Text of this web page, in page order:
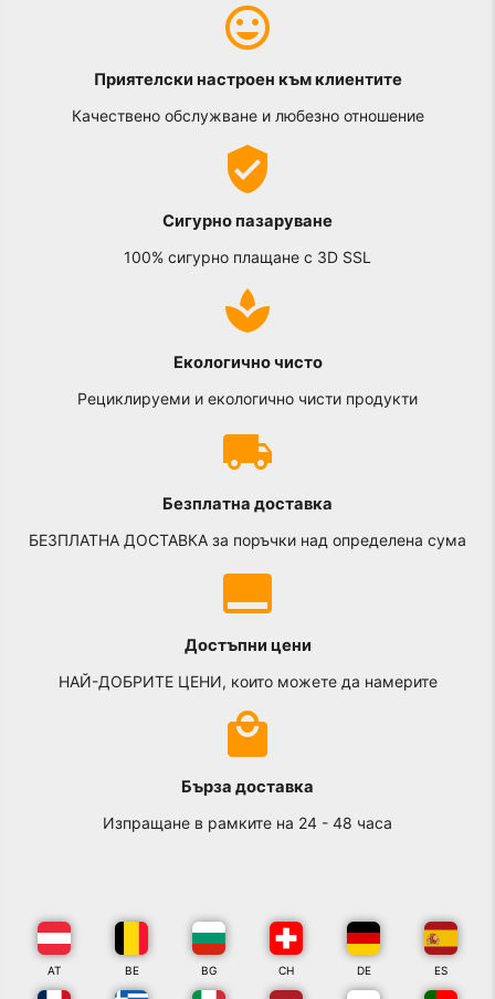
Приятелски настроен към клиентите
Качествено обслужване и любезно отношение
Сигурно пазаруване
100% сигурно плащане с 3D SSL
Екологично чисто
Рециклируеми и екологично чисти продукти
Безплатна доставка
БЕЗПЛАТНА ДОСТАВКА за поръчки над определена сума
Достъпни цени
НАЙ-ДОБРИТЕ ЦЕНИ, които можете да намерите
Бърза доставка
Изпращане в рамките на 24 - 48 часа
AT BE BG CH DE ES